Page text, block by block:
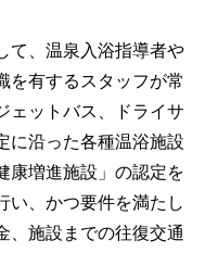
て、温泉入浴指導者や
を有するスタッフが常
ェットバス、ドライサ
に沿った各種温浴施設
康増進施設」の認定を
い、かつ要件を満たし
、施設までの往復交通